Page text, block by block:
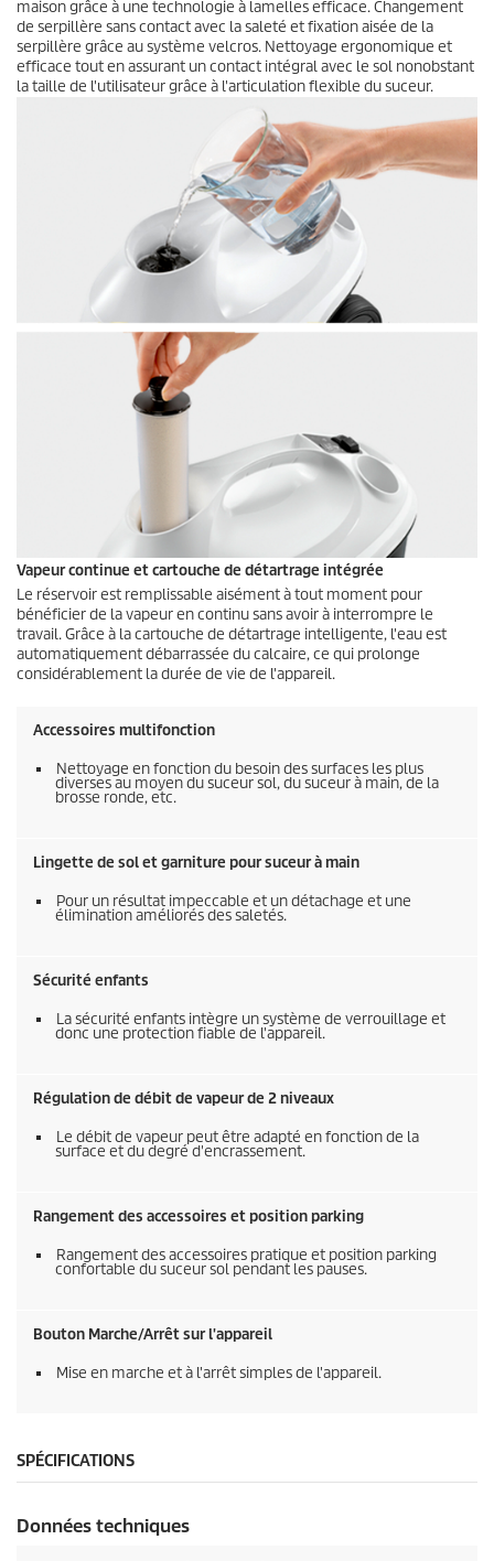
maison grâce à une technologie à lamelles efficace. Changement
de serpillère sans contact avec la saleté et fixation aisée de la
serpillère grâce au système velcros. Nettoyage ergonomique et
efficace tout en assurant un contact intégral avec le sol nonobstant
la taille de l'utilisateur grâce à l'articulation flexible du suceur.
Vapeur continue et cartouche de détartrage intégrée
Le réservoir est remplissable aisément à tout moment pour
bénéficier de la vapeur en continu sans avoir à interrompre le
travail. Grâce à la cartouche de détartrage intelligente, l'eau est
automatiquement débarrassée du calcaire, ce qui prolonge
considérablement la durée de vie de l'appareil.
Accessoires multifonction
Nettoyage en fonction du besoin des surfaces les plus
diverses au moyen du suceur sol, du suceur à main, de la
brosse ronde, etc.
Lingette de sol et garniture pour suceur à main
Pour un résultat impeccable et un détachage et une
élimination améliorés des saletés.
Sécurité enfants
La sécurité enfants intègre un système de verrouillage et
donc une protection fiable de l'appareil.
Régulation de débit de vapeur de 2 niveaux
Le débit de vapeur peut être adapté en fonction de la
surface et du degré d'encrassement.
Rangement des accessoires et position parking
Rangement des accessoires pratique et position parking
confortable du suceur sol pendant les pauses.
Bouton Marche/Arrêt sur l'appareil
Mise en marche et à l'arrêt simples de l'appareil.
SPÉCIFICATIONS
Données techniques